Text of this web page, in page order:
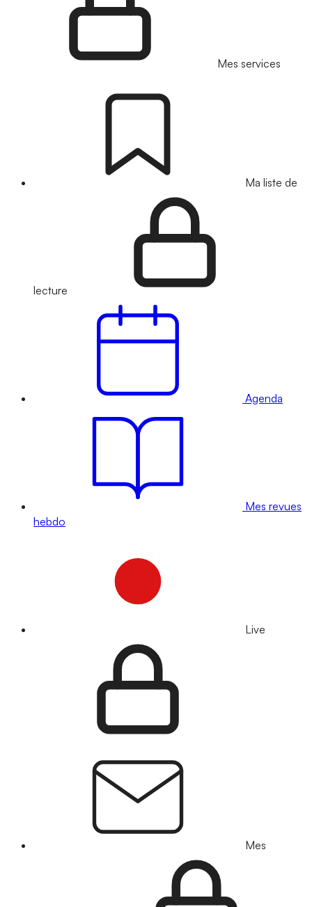
Mes services
Ma liste de
lecture
Agenda
Mes revues
hebdo
Live
Mes